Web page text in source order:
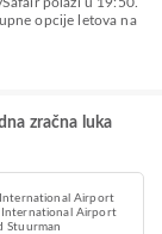
opcije letova na
zračna luka
International Airport
International Airport
Stuurman